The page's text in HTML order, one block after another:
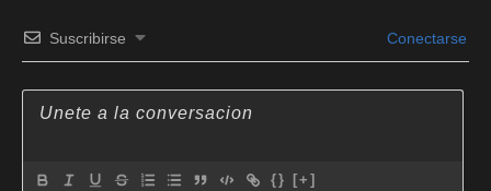
Suscribirse Conectarse
{} [+]